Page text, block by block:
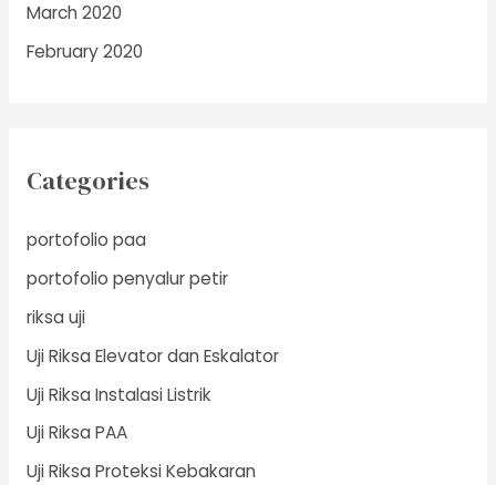
March 2020
February 2020
Categories
portofolio paa
portofolio penyalur petir
riksa uji
Uji Riksa Elevator dan Eskalator
Uji Riksa Instalasi Listrik
Uji Riksa PAA
Uji Riksa Proteksi Kebakaran